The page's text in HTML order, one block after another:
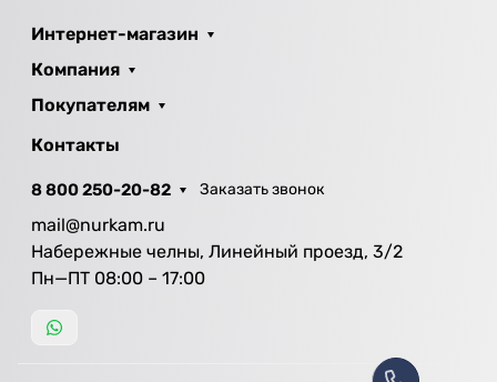
Интернет-магазин
Компания
Покупателям
Контакты
8 800 250-20-82 Заказать звонок
mail@nurkam.ru
Набережные челны, Линейный проезд, 3/2
Пн—ПТ 08:00 – 17:00